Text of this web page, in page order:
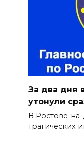
За два дня
утонули
В Ростове-
трагических